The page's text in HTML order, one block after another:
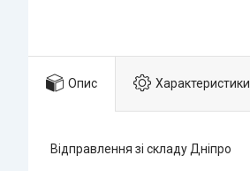
Опис Характеристики
Відправлення зі складу Дніпро